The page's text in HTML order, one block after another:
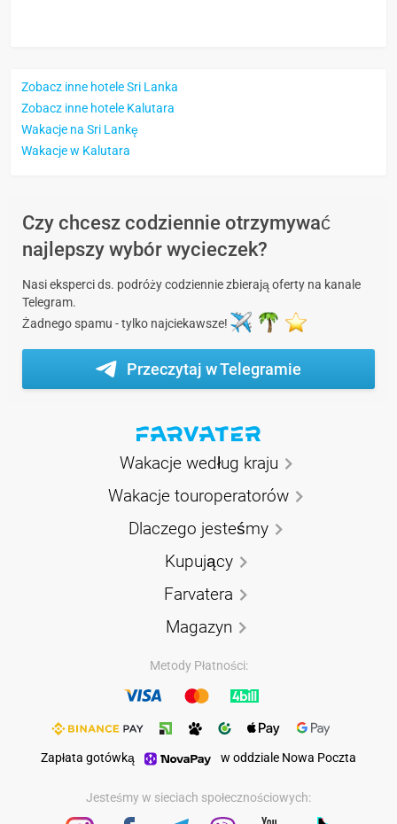
Zobacz inne hotele Sri Lanka
Zobacz inne hotele Kalutara
Wakacje na Sri Lankę
Wakacje w Kalutara
Czy chcesz codziennie otrzymywać
najlepszy wybór wycieczek?
Nasi eksperci ds. podróży codziennie zbierają oferty na kanale
Telegram.
Żadnego spamu - tylko najciekawsze!
Przeczytaj w Telegramie
Wakacje według kraju
Wakacje touroperatorów
Dlaczego jesteśmy
Kupujący
Farvatera
Magazyn
Metody Płatności:
Zapłata gotówką w oddziale Nowa Poczta
Jesteśmy w sieciach społecznościowych: